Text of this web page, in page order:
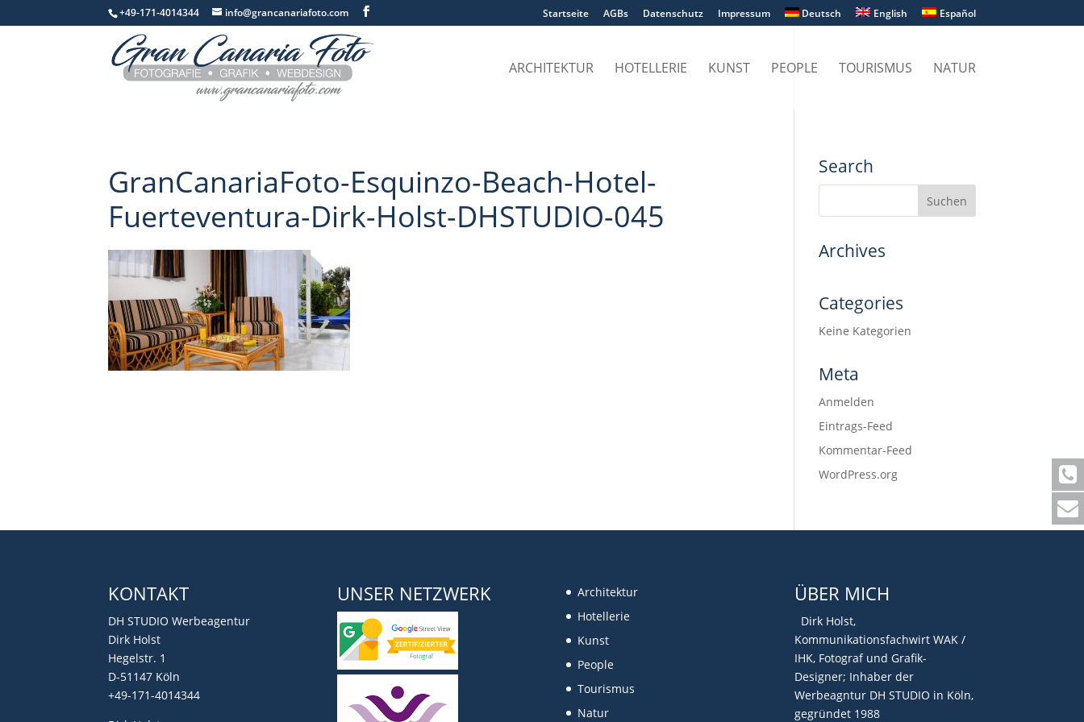
+49-171-4014344 info@grancanariafoto.com Startseite AGBs Datenschutz Impressum Deutsch English Español
ARCHITEKTUR HOTELLERIE KUNST PEOPLE TOURISMUS NATUR
GranCanariaFoto-Esquinzo-Beach-Hotel-
Fuerteventura-Dirk-Holst-DHSTUDIO-045
Search
Archives
Categories
Keine Kategorien
Meta
Anmelden
Eintrags-Feed
Kommentar-Feed
WordPress.org
KONTAKT
DH STUDIO Werbeagentur
Dirk Holst
Hegelstr. 1
D-51147 Köln
+49-171-4014344
UNSER NETZWERK
Architektur
Hotellerie
Kunst
People
Tourismus
Natur
ÜBER MICH
Dirk Holst,
Kommunikationsfachwirt WAK /
IHK, Fotograf und Grafik-
Designer; Inhaber der
Werbeagntur DH STUDIO in Köln,
gegründet 1988